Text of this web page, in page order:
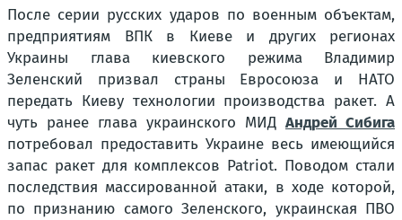
После серии русских ударов по военным объектам,
предприятиям ВПК в Киеве и других регионах
Украины глава киевского режима Владимир
Зеленский призвал страны Евросоюза и НАТО
передать Киеву технологии производства ракет. А
чуть ранее глава украинского МИД Андрей Сибига
потребовал предоставить Украине весь имеющийся
запас ракет для комплексов Patriot. Поводом стали
последствия массированной атаки, в ходе которой,
по признанию самого Зеленского, украинская ПВО